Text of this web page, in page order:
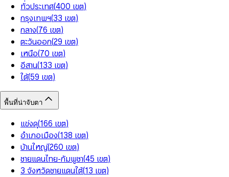
ทั่วประเทศ(400 เขต)
กรุงเทพฯ(33 เขต)
กลาง(76 เขต)
ตะวันออก(29 เขต)
เหนือ(70 เขต)
อีสาน(133 เขต)
ใต้(59 เขต)
พื้นที่น่าจับตา
แข่งดุ(166 เขต)
อำเภอเมือง(138 เขต)
บ้านใหญ่(260 เขต)
ชายแดนไทย-กัมพูชา(45 เขต)
3 จังหวัดชายแดนใต้(13 เขต)